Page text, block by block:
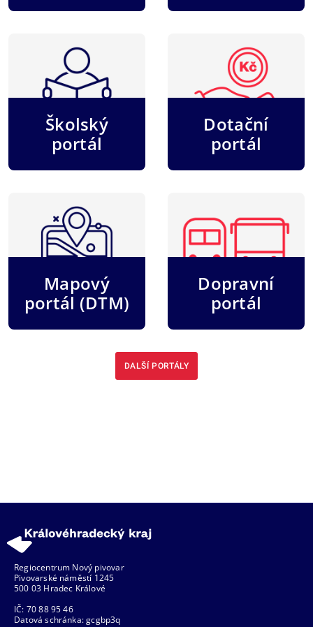
Školský
portál
Dotační
portál
Mapový
portál (DTM)
Dopravní
portál
DALŠÍ PORTÁLY
Regiocentrum Nový pivovar
Pivovarské náměstí 1245
500 03 Hradec Králové
IČ: 70 88 95 46
Datová schránka: gcgbp3q